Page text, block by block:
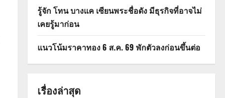
รู้จัก โทน บางแค เซียนพระชื่อดัง มีธุรกิจที่อาจไม่
เคยรู้มาก่อน
แนวโน้มราคาทอง 6 ส.ค. 69 พักตัวลงก่อนขึ้นต่อ
เรื่องล่าสุด